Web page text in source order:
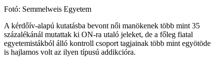
Fotó: Semmelweis Egyetem
A kérdőív-alapú kutatásba bevont női manökenek több mint 35
százalékánál mutattak ki ON-ra utaló jeleket, de a főleg fiatal
egyetemistákból álló kontroll csoport tagjainak több mint egyötöde
is hajlamos volt az ilyen típusú addikcióra.